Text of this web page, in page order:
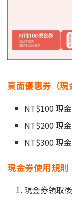
頁面優惠券（
NT$100 現
NT$200 現
NT$300 現
現金券使用規則
現金券領取